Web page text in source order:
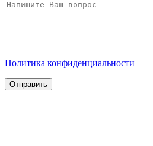
Политика конфиденциальности